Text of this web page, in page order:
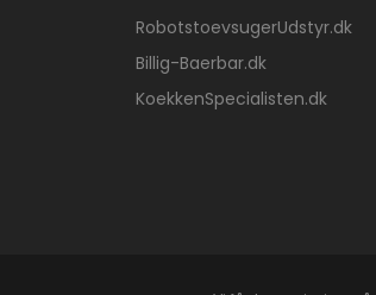
RobotstoevsugerUdstyr.dk
Billig-Baerbar.dk
KoekkenSpecialisten.dk